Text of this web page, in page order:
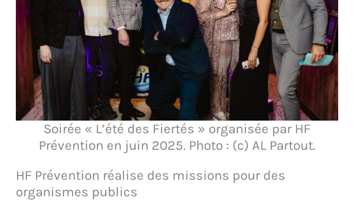
Soirée « L’été des Fiertés » organisée par HF
Prévention en juin 2025. Photo : (c) AL Partout.
HF Prévention réalise des missions pour des
organismes publics